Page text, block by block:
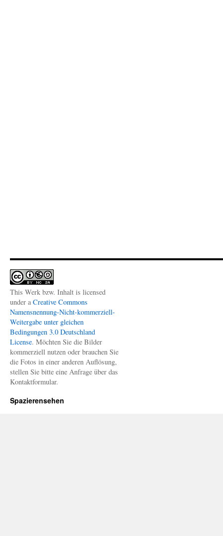
This Werk bzw. Inhalt is licensed
under a Creative Commons
Namensnennung-Nicht-kommerziell-
Weitergabe unter gleichen
Bedingungen 3.0 Deutschland
License. Möchten Sie die Bilder
kommerziell nutzen oder brauchen Sie
die Fotos in einer anderen Auflösung,
stellen Sie bitte eine Anfrage über das
Kontaktformular.
Spazierensehen